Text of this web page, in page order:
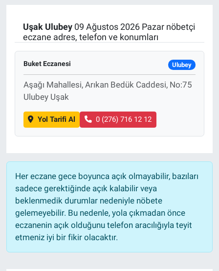
Uşak Ulubey09 Ağustos 2026 Pazar nöbetçi
eczane adres, telefon ve konumları
Buket Eczanesi Ulubey
Aşağı Mahallesi, Arıkan Bedük Caddesi, No:75
Ulubey Uşak
Yol Tarifi Al 0 (276) 716 12 12
Her eczane gece boyunca açık olmayabilir, bazıları
sadece gerektiğinde açık kalabilir veya
beklenmedik durumlar nedeniyle nöbete
gelemeyebilir. Bu nedenle, yola çıkmadan önce
eczanenin açık olduğunu telefon aracılığıyla teyit
etmeniz iyi bir fikir olacaktır.
Resmi İlanlar
Sağlık
Son Dakika
Spor